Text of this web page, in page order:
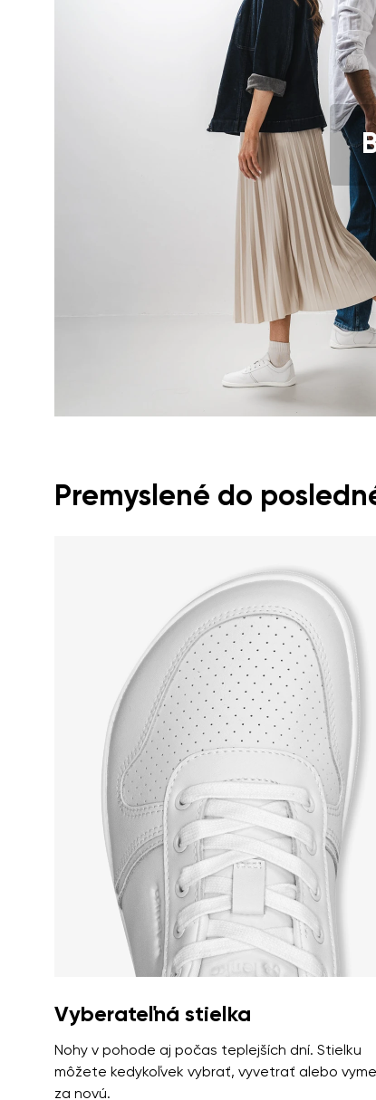
Premyslené do
Vyberateľná stielka
Nohy v pohode aj počas teplejších dní. Stielku
môžete kedykoľvek vybrať, vyvetrať alebo
za novú.
Súhlasím